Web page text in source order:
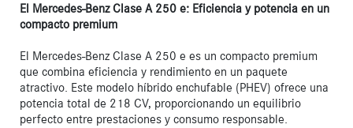
El Mercedes-Benz Clase A 250 e: Eficiencia y potencia en un
compacto premium
El Mercedes-Benz Clase A 250 e es un compacto premium
que combina eficiencia y rendimiento en un paquete
atractivo. Este modelo híbrido enchufable (PHEV) ofrece una
potencia total de 218 CV, proporcionando un equilibrio
perfecto entre prestaciones y consumo responsable.